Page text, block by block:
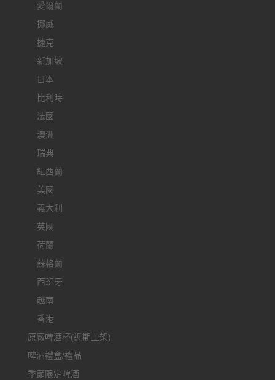
愛爾蘭
挪威
捷克
新加坡
日本
比利時
法國
澳洲
瑞典
紐西蘭
美國
義大利
英國
荷蘭
蘇格蘭
西班牙
越南
香港
原廠啤酒杯(近期上架)
啤酒禮盒/禮品
季節限定啤酒